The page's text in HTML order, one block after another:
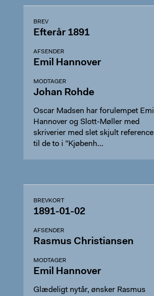
BREV
Efterår 1891
AFSENDER
Emil Hannover
MODTAGER
Johan Rohde
Oscar Madsen har forulempet Emil
Hannover og Slott-Møller med
skriverier med slet skjult reference
til de to i "Kjøbenh…
BREVKORT
1891-01-02
AFSENDER
Rasmus Christiansen
MODTAGER
Emil Hannover
Glædeligt nytår, ønsker Rasmus